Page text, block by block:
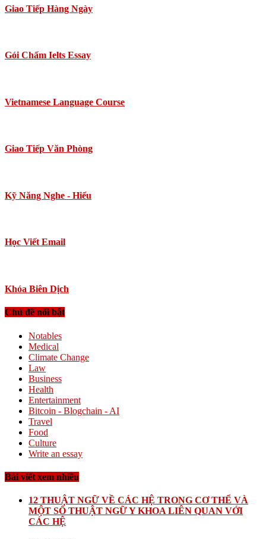
Giao Tiếp Hàng Ngày
Gói Chấm Ielts Essay
Vietnamese Language Course
Giao Tiếp Văn Phòng
Kỹ Năng Nghe - Hiểu
Học Viết Email
Khóa Biên Dịch
Chủ đề nổi bật
Notables
Medical
Climate Change
Law
Business
Health
Entertainment
Bitcoin - Blogchain - AI
Travel
Food
Culture
Write an essay
Bài viết xem nhiều
12 THUẬT NGỮ VỀ CÁC HỆ TRONG CƠ THỂ VÀ
MỘT SỐ THUẬT NGỮ Y KHOA LIÊN QUAN VỚI
CÁC HỆ